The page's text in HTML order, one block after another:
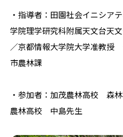
・指導者：田園社会イニシア
学院理学研究科附属天文台天
／京都情報大学院大学准教授
市農林課
・参加者：加茂農林高校 森
農林高校 中島先生